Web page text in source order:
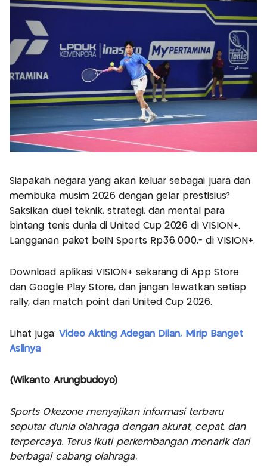
Siapakah negara yang akan keluar sebagai juara dan
membuka musim 2026 dengan gelar prestisius?
Saksikan duel teknik, strategi, dan mental para
bintang tenis dunia di United Cup 2026 di VISION+.
Langganan paket beIN Sports Rp36.000,- di VISION+.
Download aplikasi VISION+ sekarang di App Store
dan Google Play Store, dan jangan lewatkan setiap
rally, dan match point dari United Cup 2026.
Lihat juga: Video Akting Adegan Dilan, Mirip Banget
Aslinya
(Wikanto Arungbudoyo)
Sports Okezone menyajikan informasi terbaru
seputar dunia olahraga dengan akurat, cepat, dan
terpercaya. Terus ikuti perkembangan menarik dari
berbagai cabang olahraga.